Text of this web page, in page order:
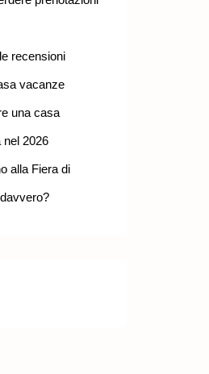
recensioni
vacanze
una casa
nel 2026
alla Fiera di